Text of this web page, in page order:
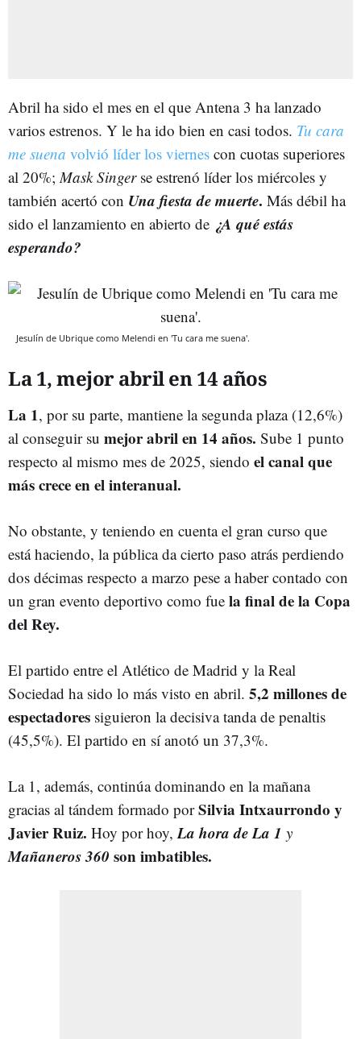
Abril ha sido el mes en el que Antena 3 ha lanzado
varios estrenos. Y le ha ido bien en casi todos. Tu cara
me suena volvió líder los viernes con cuotas superiores
al 20%; Mask Singerse estrenó líder los miércoles y
también acertó con Una fiesta de muerte. Más débil ha
sido el lanzamiento en abierto de ¿A qué estás
esperando?
Jesulín de Ubrique como Melendi en 'Tu cara me suena'.
La 1, mejor abril en 14 años
La 1, por su parte, mantiene la segunda plaza (12,6%)
al conseguir su mejor abril en 14 años. Sube 1 punto
respecto al mismo mes de 2025, siendo el canal que
más crece en el interanual.
No obstante, y teniendo en cuenta el gran curso que
está haciendo, la pública da cierto paso atrás perdiendo
dos décimas respecto a marzo pese a haber contado con
un gran evento deportivo como fue la final de la Copa
del Rey.
El partido entre el Atlético de Madrid y la Real
Sociedad ha sido lo más visto en abril. 5,2 millones de
espectadores siguieron la decisiva tanda de penaltis
(45,5%). El partido en sí anotó un 37,3%.
La 1, además, continúa dominando en la mañana
gracias al tándem formado porSilvia Intxaurrondo y
Javier Ruiz. Hoy por hoy, La hora de La 1 y
Mañaneros 360 son imbatibles.